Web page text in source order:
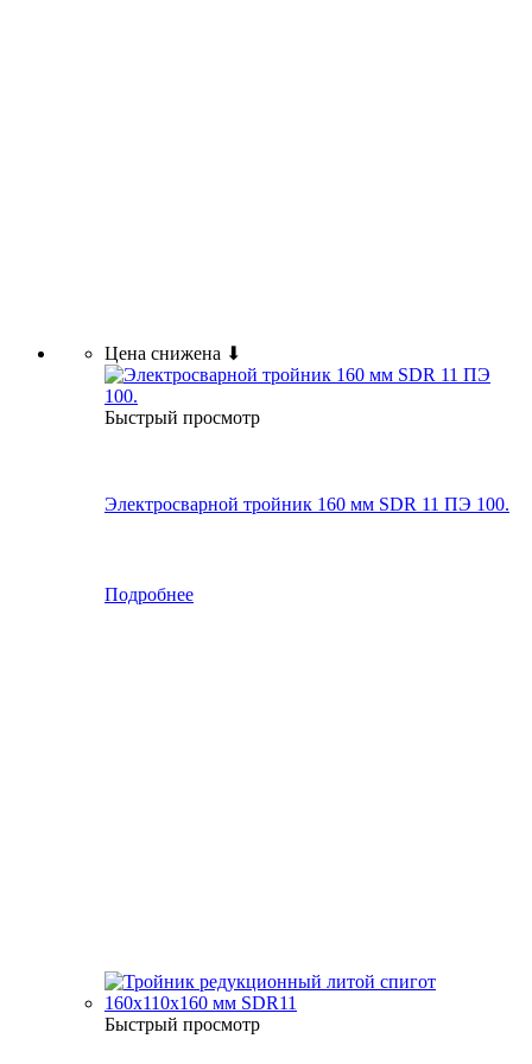
Цена снижена ⬇
Быстрый просмотр
Электросварной тройник 160 мм SDR 11 ПЭ 100.
Подробнее
Быстрый просмотр